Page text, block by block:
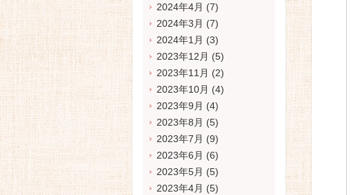
2024年4月 (7)
2024年3月 (7)
2024年1月 (3)
2023年12月 (5)
2023年11月 (2)
2023年10月 (4)
2023年9月 (4)
2023年8月 (5)
2023年7月 (9)
2023年6月 (6)
2023年5月 (5)
2023年4月 (5)